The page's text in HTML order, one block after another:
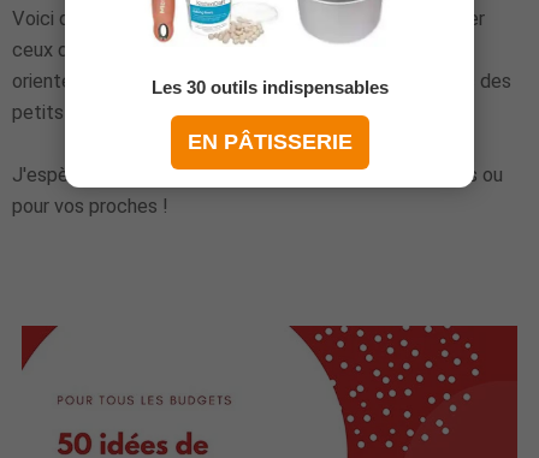
Voici quelques idées de cadeaux de Noël
pour aider
ceux d'entre vous qui n'auraient pas d'idées ! Ces idées
orientées
cuisine et pâtisserieen grande partie, avec des
petits suppléments pour tout le monde.
J'espère que vous y trouverez votre bonheur pour vous ou
pour vos proches !
Les 30 outils indispensables
EN PÂTISSERIE